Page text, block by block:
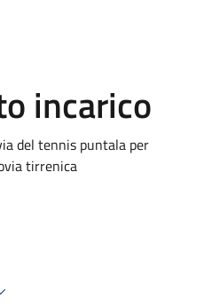
incarico
del tennis puntala per
tirrenica